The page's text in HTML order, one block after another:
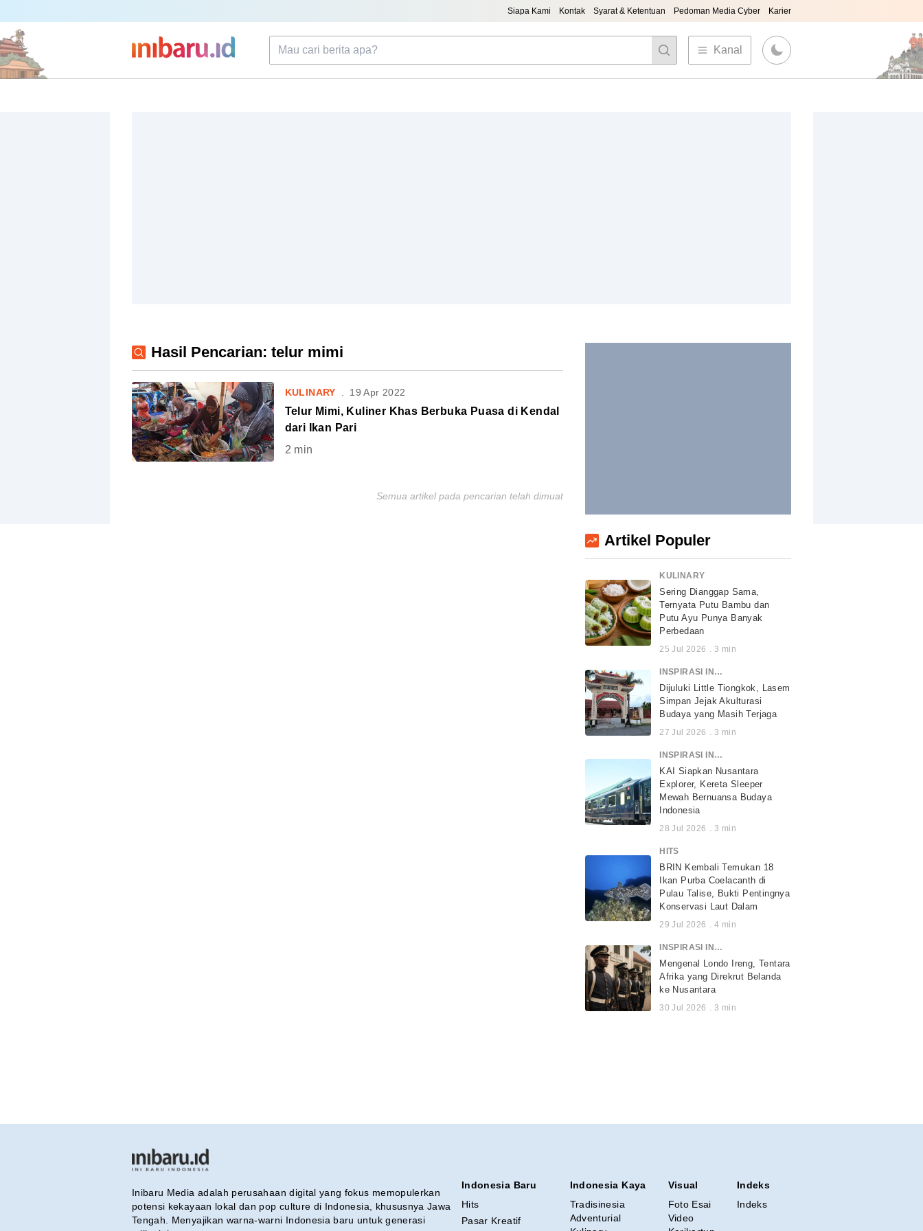
Siapa Kami Kontak Syarat & Ketentuan Pedoman Media Cyber Karier
Kanal
Hasil Pencarian: telur mimi
KULINARY 19 Apr 2022
Telur Mimi, Kuliner Khas Berbuka Puasa di Kendal
dari Ikan Pari
2 min
Semua artikel pada pencarian telah dimuat
Artikel Populer
KULINARY
Sering Dianggap Sama,
Ternyata Putu Bambu dan
Putu Ayu Punya Banyak
Perbedaan
25 Jul 2026 . 3 min
INSPIRASI INDONESIA
Dijuluki Little Tiongkok, Lasem
Simpan Jejak Akulturasi
Budaya yang Masih Terjaga
27 Jul 2026 . 3 min
INSPIRASI INDONESIA
KAI Siapkan Nusantara
Explorer, Kereta Sleeper
Mewah Bernuansa Budaya
Indonesia
28 Jul 2026 . 3 min
HITS
BRIN Kembali Temukan 18
Ikan Purba Coelacanth di
Pulau Talise, Bukti Pentingnya
Konservasi Laut Dalam
29 Jul 2026 . 4 min
INSPIRASI INDONESIA
Mengenal Londo Ireng, Tentara
Afrika yang Direkrut Belanda
ke Nusantara
30 Jul 2026 . 3 min
Inibaru Media adalah perusahaan digital yang fokus memopulerkan
potensi kekayaan lokal dan pop culture di Indonesia, khususnya Jawa
Tengah. Menyajikan warna-warni Indonesia baru untuk generasi
Indonesia Baru
Hits
Pasar Kreatif
Indonesia Kaya
Tradisinesia
Adventurial
Visual
Foto Esai
Video
Indeks
Indeks